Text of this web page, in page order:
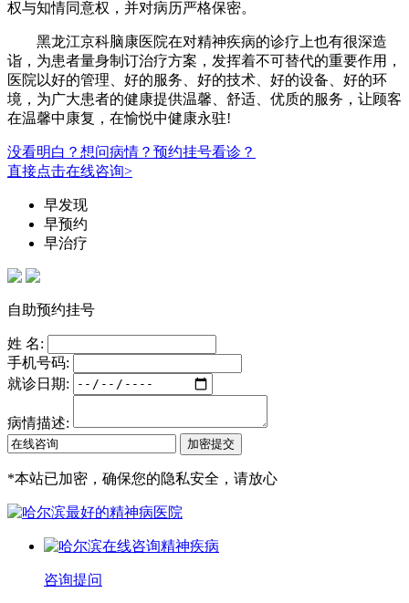
权与知情同意权，并对病历严格保密。
黑龙江京科脑康医院在对精神疾病的诊疗上也有很深造
诣，为患者量身制订治疗方案，发挥着不可替代的重要作用，
医院以好的管理、好的服务、好的技术、好的设备、好的环
境，为广大患者的健康提供温馨、舒适、优质的服务，让顾客
在温馨中康复，在愉悦中健康永驻!
没看明白？想问病情？预约挂号看诊？
直接点击在线咨询>
早发现
早预约
早治疗
自助预约挂号
姓 名:
手机号码:
就诊日期:
病情描述:
*本站已加密，确保您的隐私安全，请放心
咨询提问